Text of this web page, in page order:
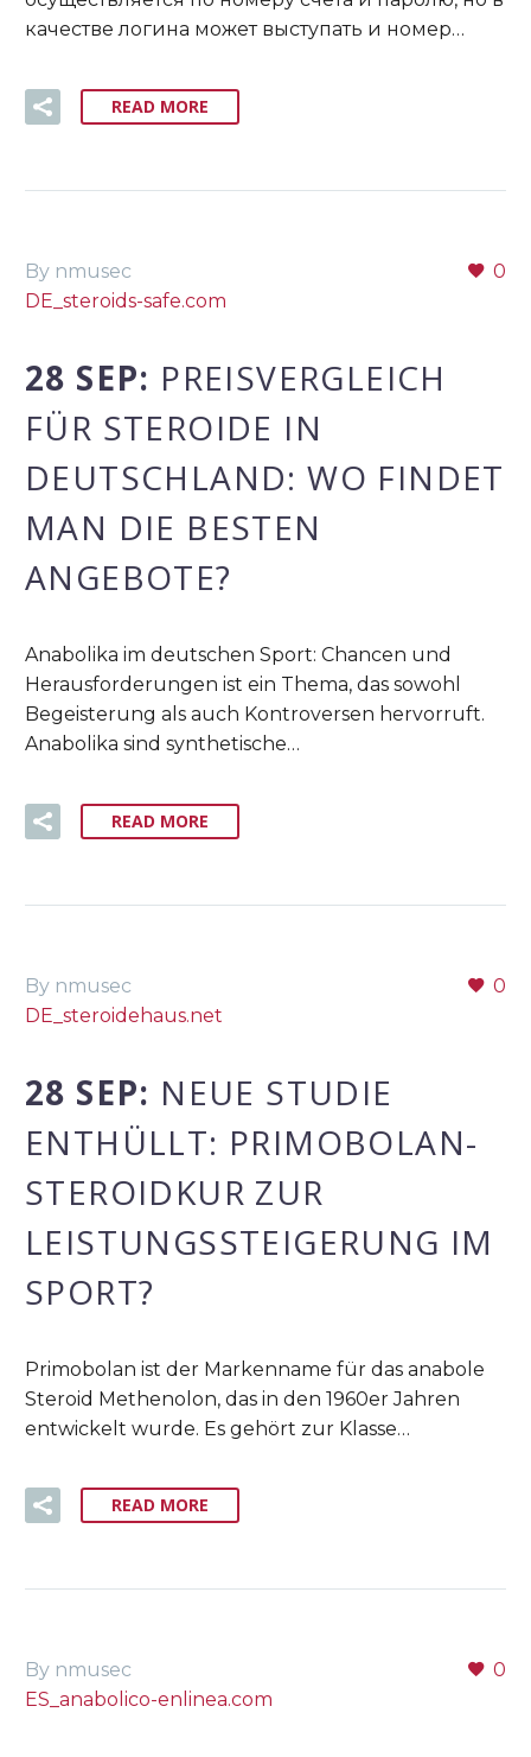
качестве логина может выступать и номер…
READ MORE
0
By nmusec
DE_steroids-safe.com
28 SEP: PREISVERGLEICH
FÜR STEROIDE IN
DEUTSCHLAND: WO FINDET
MAN DIE BESTEN
ANGEBOTE?
Anabolika im deutschen Sport: Chancen und
Herausforderungen ist ein Thema, das sowohl
Begeisterung als auch Kontroversen hervorruft.
Anabolika sind synthetische…
READ MORE
0
By nmusec
DE_steroidehaus.net
28 SEP: NEUE STUDIE
ENTHÜLLT: PRIMOBOLAN-
STEROIDKUR ZUR
LEISTUNGSSTEIGERUNG IM
SPORT?
Primobolan ist der Markenname für das anabole
Steroid Methenolon, das in den 1960er Jahren
entwickelt wurde. Es gehört zur Klasse…
READ MORE
0
By nmusec
ES_anabolico-enlinea.com